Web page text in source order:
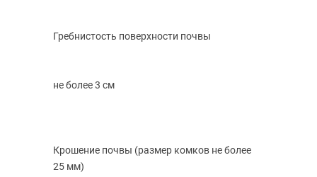
Гребнистость поверхности почвы
не более 3 см
Крошение почвы (размер комков не более
25 мм)